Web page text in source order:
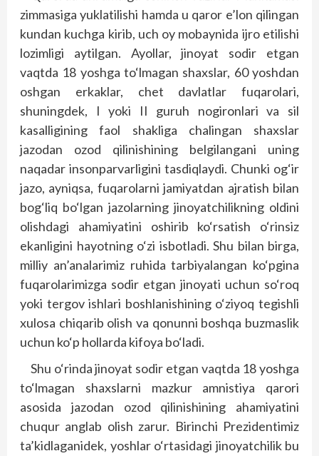
zimmasiga yuklatilishi hamda u qaror e’lon qilingan
kundan kuchga kirib, uch oy mobaynida ijro etilishi
lozimligi aytilgan. Ayollar, jinoyat sodir etgan
vaqtda 18 yoshga to‘lmagan shaxslar, 60 yoshdan
oshgan erkaklar, chet davlatlar fuqarolari,
shuningdek, I yoki II guruh nogironlari va sil
kasalligining faol shakliga chalingan shaxslar
jazodan ozod qilinishining belgilangani uning
naqadar insonparvarligini tasdiqlaydi. Chunki og‘ir
jazo, ayniqsa, fuqarolarni jamiyatdan ajratish bilan
bog‘liq bo‘lgan jazolarning jinoyatchilikning oldini
olishdagi ahamiyatini oshirib ko‘rsatish o‘rinsiz
ekanligini hayotning o‘zi isbotladi. Shu bilan birga,
milliy an’analarimiz ruhida tarbiyalangan ko‘pgina
fuqarolarimizga sodir etgan jinoyati uchun so‘roq
yoki tergov ishlari boshlanishining o‘ziyoq tegishli
xulosa chiqarib olish va qonunni boshqa buzmaslik
uchun ko‘p hollarda kifoya bo‘ladi.
Shu o‘rinda jinoyat sodir etgan vaqtda 18 yoshga
to‘lmagan shaxslarni mazkur amnistiya qarori
asosida jazodan ozod qilinishining ahamiyatini
chuqur anglab olish zarur. Birinchi Prezidentimiz
ta’kidlaganidek, yoshlar o‘rtasidagi jinoyatchilik bu